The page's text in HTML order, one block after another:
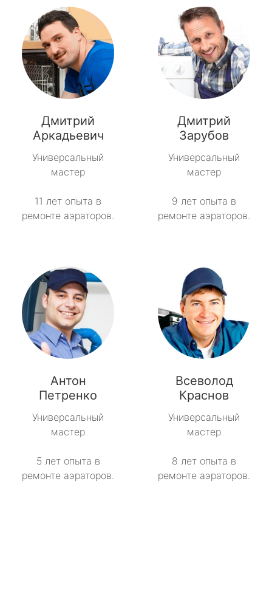
Дмитрий
Аркадьевич
Универсальный
мастер
11 лет опыта в
ремонте аэраторов.
Дмитрий
Зарубов
Универсальный
мастер
9 лет опыта в
ремонте аэраторов.
Антон
Петренко
Универсальный
мастер
5 лет опыта в
ремонте аэраторов.
Всеволод
Краснов
Универсальный
мастер
8 лет опыта в
ремонте аэраторов.